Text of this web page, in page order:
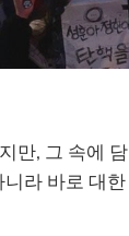
만, 그 속에 담
라 바로 대한